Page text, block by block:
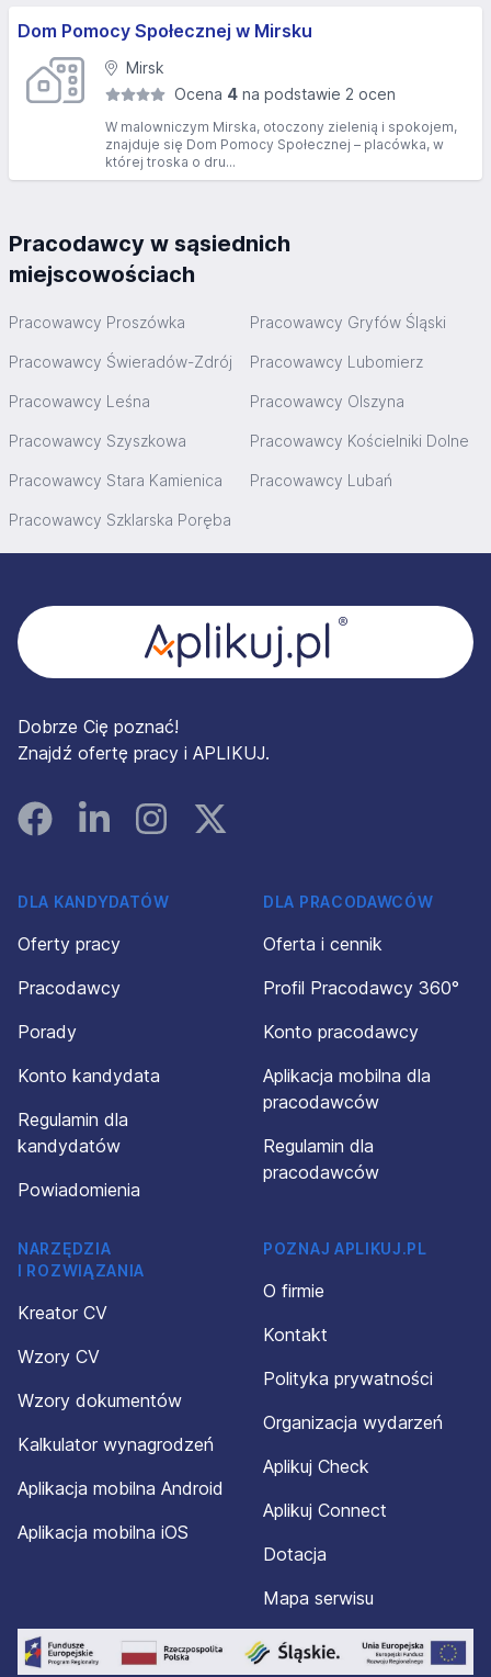
Dom Pomocy Społecznej w Mirsku
Mirsk
Ocena 4 na podstawie 2 ocen
W malowniczym Mirska, otoczony zielenią i spokojem,
znajduje się Dom Pomocy Społecznej – placówka, w
której troska o dru...
Pracodawcy w sąsiednich
miejscowościach
Pracowawcy Proszówka Pracowawcy Gryfów Śląski
Pracowawcy Świeradów-Zdrój Pracowawcy Lubomierz
Pracowawcy Leśna Pracowawcy Olszyna
Pracowawcy Szyszkowa Pracowawcy Kościelniki Dolne
Pracowawcy Stara Kamienica Pracowawcy Lubań
Pracowawcy Szklarska Poręba
Dobrze Cię poznać!
Znajdź ofertę pracy i APLIKUJ.
FacebookLinked InInstagramInstagram
DLA KANDYDATÓW
Oferty pracy
Pracodawcy
Porady
Konto kandydata
Regulamin dla
kandydatów
Powiadomienia
DLA PRACODAWCÓW
Oferta i cennik
Profil Pracodawcy 360°
Konto pracodawcy
Aplikacja mobilna dla
pracodawców
Regulamin dla
pracodawców
NARZĘDZIA
I ROZWIĄZANIA
Kreator CV
Wzory CV
Wzory dokumentów
Kalkulator wynagrodzeń
Aplikacja mobilna Android
Aplikacja mobilna iOS
POZNAJ APLIKUJ.PL
O firmie
Kontakt
Polityka prywatności
Organizacja wydarzeń
Aplikuj Check
Aplikuj Connect
Dotacja
Mapa serwisu